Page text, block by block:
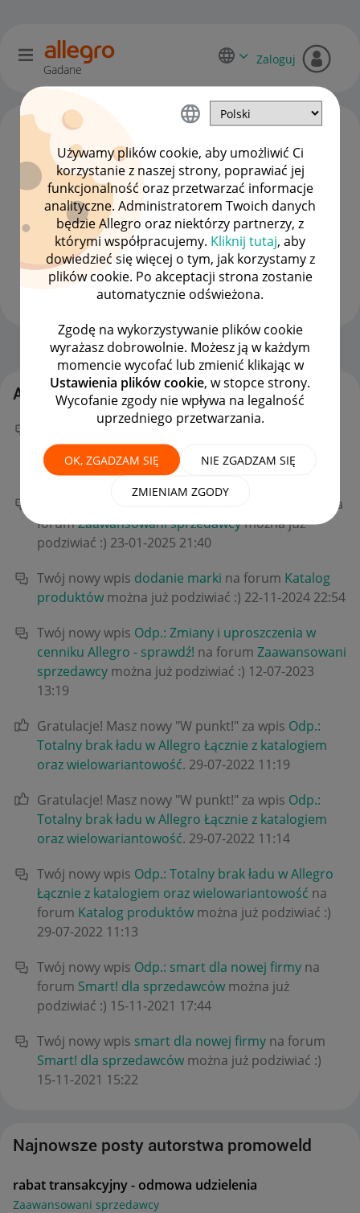
Używamy plików cookie, aby umożliwić Ci
korzystanie z naszej strony, poprawiać jej
funkcjonalność oraz przetwarzać informacje
analityczne. Administratorem Twoich danych
będzie Allegro oraz niektórzy partnerzy, z
którymi współpracujemy. Kliknij tutaj, aby
dowiedzieć się więcej o tym, jak korzystamy z
plików cookie. Po akceptacji strona zostanie
automatycznie odświeżona.
Zgodę na wykorzystywanie plików cookie
wyrażasz dobrowolnie. Możesz ją w każdym
momencie wycofać lub zmienić klikając w
Ustawienia plików cookie, w stopce strony.
Wycofanie zgody nie wpływa na legalność
uprzedniego przetwarzania.
OK, ZGADZAM SIĘ NIE ZGADZAM SIĘ
ZMIENIAM ZGODY
Gadane
Zaloguj
promoweld
#8 Zapaleniec
Strona Główna OPCJE
Aktywność promoweld
Twój nowy wpis
rabat transakcyjny - odmowa
udzieleniana forumZaawansowani sprzedawcy
można już podziwiać :)‎12-09-2025 10:25
na
forumZaawansowani sprzedawcymożna już
podziwiać :) ‎23-01-2025 21:40
Twój nowy wpis dodanie marki na forum Katalog
produktów można już podziwiać :) ‎22-11-2024 22:54
Twój nowy wpis Odp.: Zmiany i uproszczenia w
cenniku Allegro - sprawdź! na forum Zaawansowani
sprzedawcy można już podziwiać :) ‎12-07-2023
13:19
Gratulacje! Masz nowy "W punkt!" za wpis Odp.:
Totalny brak ładu w Allegro Łącznie z katalogiem
oraz wielowariantowość. ‎29-07-2022 11:19
Gratulacje! Masz nowy "W punkt!" za wpis Odp.:
Totalny brak ładu w Allegro Łącznie z katalogiem
oraz wielowariantowość. ‎29-07-2022 11:14
Twój nowy wpis Odp.: Totalny brak ładu w Allegro
Łącznie z katalogiem oraz wielowariantowość na
forum Katalog produktów można już podziwiać :)
‎29-07-2022 11:13
Twój nowy wpis Odp.: smart dla nowej firmy na
forum Smart! dla sprzedawców można już
podziwiać :) ‎15-11-2021 17:44
Twój nowy wpis smart dla nowej firmy na forum
Smart! dla sprzedawców można już podziwiać :)
‎15-11-2021 15:22
Najnowsze posty autorstwa promoweld
rabat transakcyjny - odmowa udzielenia
Zaawansowani sprzedawcy